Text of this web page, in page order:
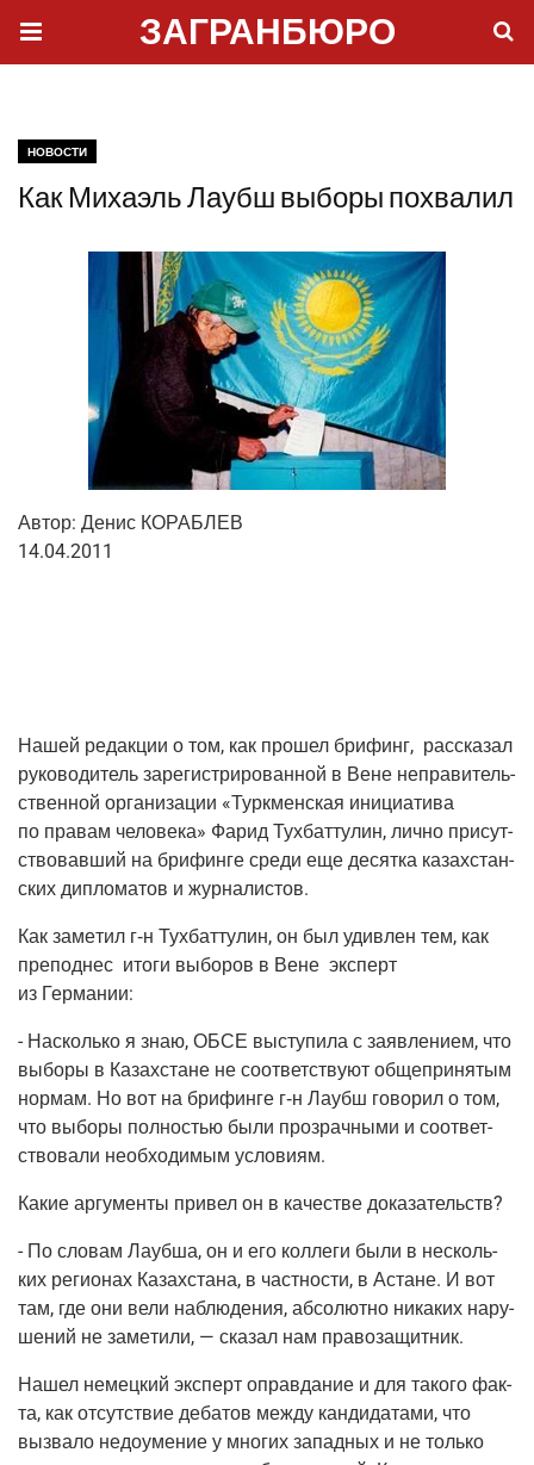
ЗАГРАНБЮРО
НОВОСТИ
Как Михаэль Лаубш выборы похвалил
Автор: Денис КОРАБЛЕВ
14.04.2011
Нашей редак­ции о том, как про­шел бри­финг, рас­ска­зал
руко­во­ди­тель заре­ги­стри­ро­ван­ной в Вене непра­ви­тель­
ствен­ной орга­ни­за­ции «Турк­мен­ская ини­ци­а­ти­ва
по пра­вам чело­ве­ка» Фарид Тух­бат­ту­лин, лич­но при­сут­
ство­вав­ший на бри­фин­ге сре­ди еще десят­ка казах­стан­
ских дипло­ма­тов и журналистов.
Как заме­тил г‑н Тух­бат­ту­лин, он был удив­лен тем, как
пре­под­нес ито­ги выбо­ров в Вене экс­перт
из Германии:
- Насколь­ко я знаю, ОБСЕ высту­пи­ла с заяв­ле­ни­ем, что
выбо­ры в Казах­стане не соот­вет­ству­ют обще­при­ня­тым
нор­мам. Но вот на бри­фин­ге г‑н Лаубш гово­рил о том,
что выбо­ры пол­но­стью были про­зрач­ны­ми и соот­вет­
ство­ва­ли необ­хо­ди­мым условиям.
Какие аргу­мен­ты при­вел он в каче­стве доказательств?
- По сло­вам Лауб­ша, он и его кол­ле­ги были в несколь­
ких реги­о­нах Казах­ста­на, в част­но­сти, в Астане. И вот
там, где они вели наблю­де­ния, абсо­лют­но ника­ких нару­
ше­ний не заме­ти­ли, — ска­зал нам правозащитник.
Нашел немец­кий экс­перт оправ­да­ние и для тако­го фак­
та, как отсут­ствие деба­тов меж­ду кан­ди­да­та­ми, что
вызва­ло недо­уме­ние у мно­гих запад­ных и не толь­ко